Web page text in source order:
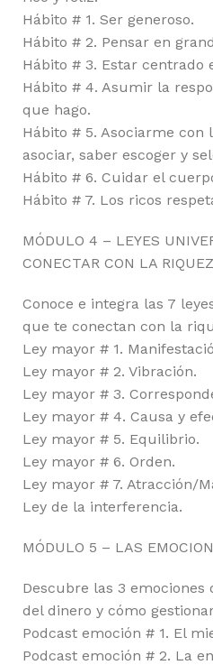
Hábito # 1. Ser generoso.
Hábito # 2. Pensar en
Hábito # 3. Estar centrado
Hábito # 4. Asumir la
que hago.
Hábito # 5. Asociarme con
asociar, saber escoger y
Hábito # 6. Cuidar el
Hábito # 7. Los ricos
MÓDULO 4 – LEYES
CONECTAR CON LA
Conoce e integra las 7
que te conectan con la
Ley mayor # 1.
Ley mayor # 2. Vibración.
Ley mayor # 3.
Ley mayor # 4. Causa y
Ley mayor # 5. Equilibrio.
Ley mayor # 6. Orden.
Ley mayor # 7. Atracción/
Ley de la interferencia.
MÓDULO 5 – LAS
Descubre las 3
del dinero y cómo
Podcast emoción # 1. El
Podcast emoción # 2. La